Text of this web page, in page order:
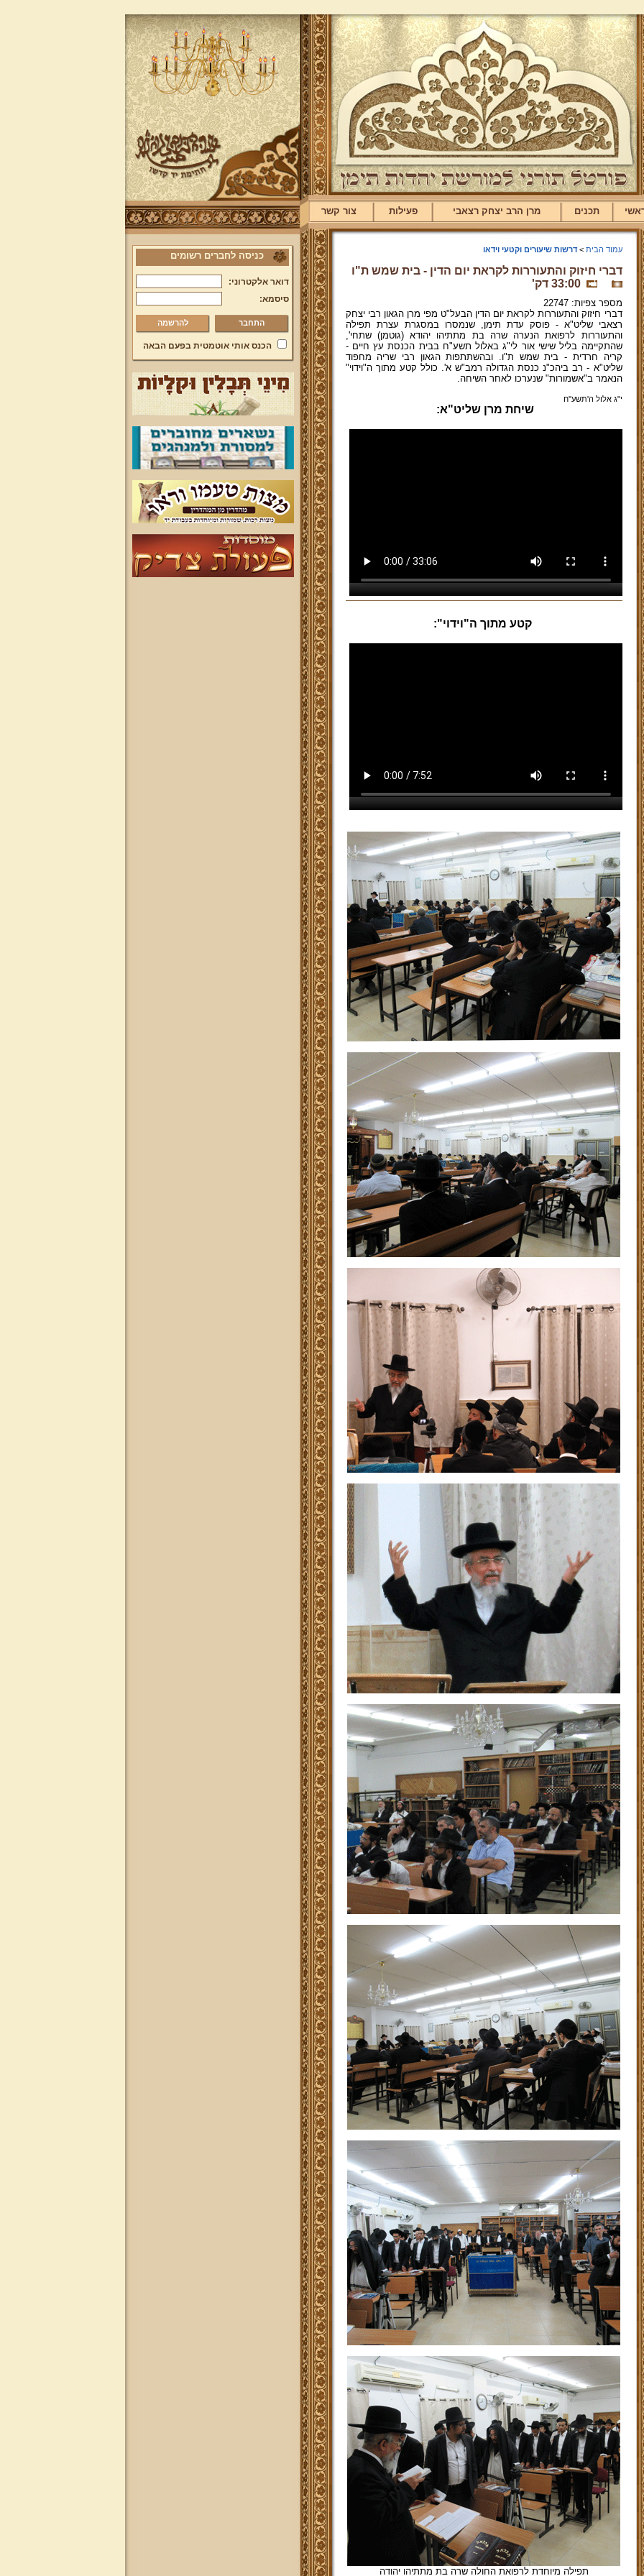
תכנים מרן הרב יצחק רצאבי פעילות צור קשר
עמוד הבית >דרשות שיעורים וקטעי וידאו
דברי חיזוק והתעוררות לקראת יום הדין - בית שמש ת"ו
33:00 דק'
מספר צפיות: 22747
דברי חיזוק והתעוררות לקראת יום הדין הבעל"ט מפי מרן הגאון רבי יצחק
רצאבי שליט"א - פוסק עדת תימן, שנמסרו במסגרת עצרת תפילה
והתעוררות לרפואת הנערה שרה בת מתתיהו יהודא (גוטמן) שתחי',
שהתקיימה בליל שישי אור לי"ג באלול תשע"ח בבית הכנסת עץ חיים -
קריה חרדית - בית שמש ת"ו. ובהשתתפות הגאון רבי שריה מחפוד
שליט"א - רב ביהכ"נ כנסת הגדולה רמב"ש א'. כולל קטע מתוך ה"וידוי"
הנאמר ב"אשמורות" שנערכו לאחר השיחה.
י"ג אלול ה'תשע''ח
שיחת מרן שליט"א:
קטע מתוך ה"וידוי":
תפילה מיוחדת לרפואת החולה שרה בת מתתיהו יהודה
כניסה לחברים רשומים
דואר אלקטרוני:
סיסמא:
להרשמה
הכנס אותי אוטמטית בפעם הבאה